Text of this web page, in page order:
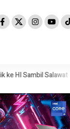
Prof Tjandra: